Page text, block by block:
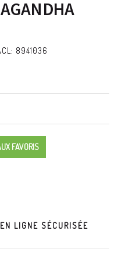
8941036
FAVORIS
LIGNE SÉCURISÉE